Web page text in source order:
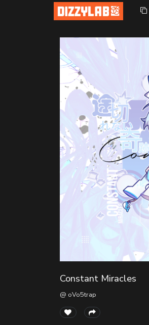
Constant Miracles
@ oVo5trap